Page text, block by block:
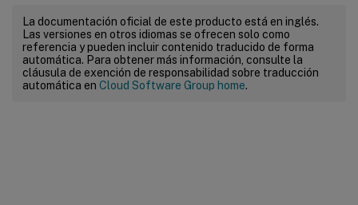
La documentación oficial de este producto está en inglés.
Las versiones en otros idiomas se ofrecen solo como
referencia y pueden incluir contenido traducido de forma
automática. Para obtener más información, consulte la
cláusula de exención de responsabilidad sobre traducción
automática en Cloud Software Group home.